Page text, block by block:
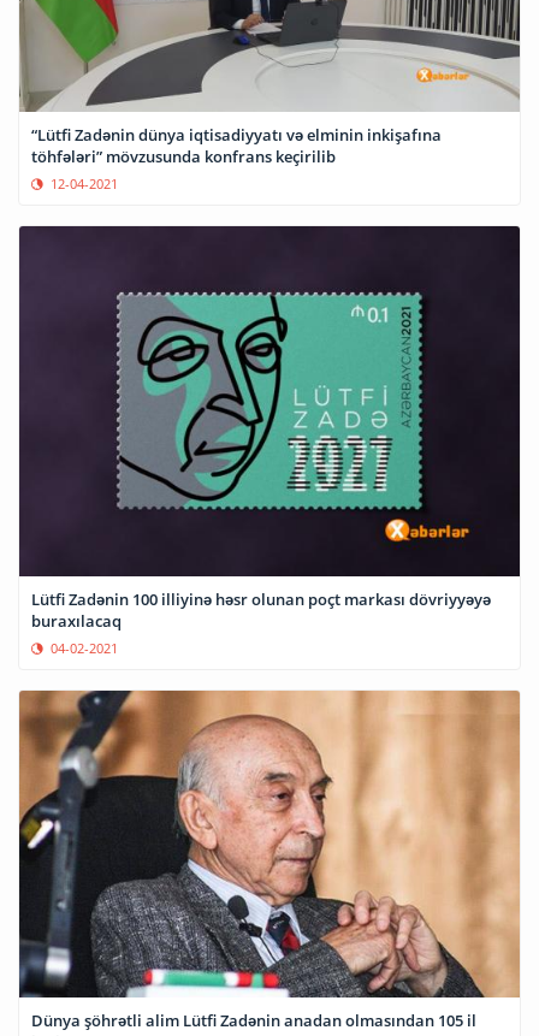
“Lütfi Zadənin dünya iqtisadiyyatı və elminin inkişafına
töhfələri” mövzusunda konfrans keçirilib
12-04-2021
Lütfi Zadənin 100 illiyinə həsr olunan poçt markası dövriyyəyə
buraxılacaq
04-02-2021
Dünya şöhrətli alim Lütfi Zadənin anadan olmasından 105 il